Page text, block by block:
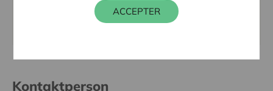
info@tatteljee.be
www.tatteljee.be
Kontaktperson
ACCEPTER